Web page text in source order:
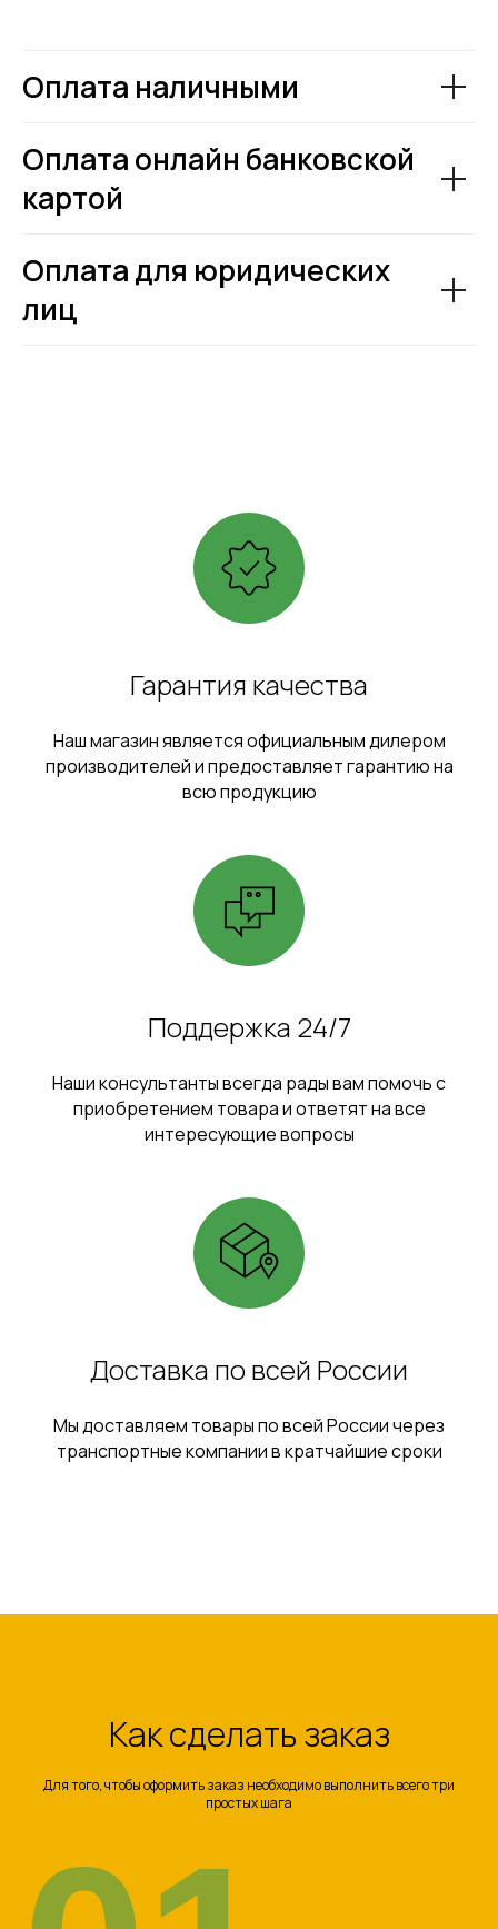
Оплата наличными
Оплата онлайн банковской
картой
Оплата для юридических
лиц
Гарантия качества
Наш магазин является официальным дилером
производителей и предоставляет гарантию на
всю продукцию
Поддержка 24/7
Наши консультанты всегда рады вам помочь с
приобретением товара и ответят на все
интересующие вопросы
Доставка по всей России
Мы доставляем товары по всей России через
транспортные компании в кратчайшие сроки
Как сделать заказ
Для того, чтобы оформить заказ необходимо выполнить всего три
простых шага